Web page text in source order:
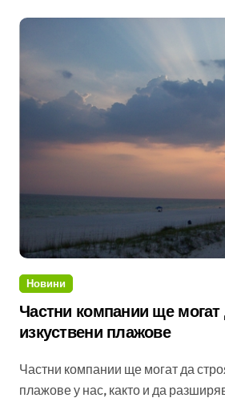
Новини
Частни компании ще могат
изкуствени плажове
Частни компании ще могат да строят изкуствени
плажове у нас, както и да